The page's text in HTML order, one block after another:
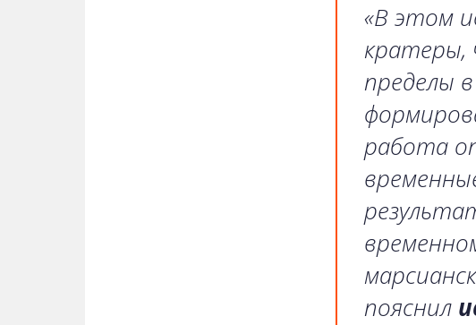
«В этом
кратеры,
пределы
работа
пояснил